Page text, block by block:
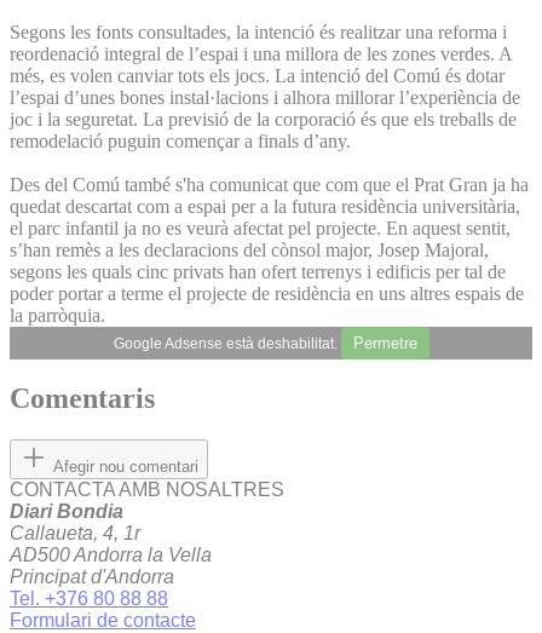
Segons les fonts consultades, la intenció és realitzar una reforma i
reordenació integral de l’espai i una millora de les zones verdes. A
més, es volen canviar tots els jocs. La intenció del Comú és dotar
l’espai d’unes bones instal·lacions i alhora millorar l’experiència de
joc i la seguretat. La previsió de la corporació és que els treballs de
remodelació puguin començar a finals d’any.
Des del Comú també s'ha comunicat que com que el Prat Gran ja ha
quedat descartat com a espai per a la futura residència universitària,
el parc infantil ja no es veurà afectat pel projecte. En aquest sentit,
s’han remès a les declaracions del cònsol major, Josep Majoral,
segons les quals cinc privats han ofert terrenys i edificis per tal de
poder portar a terme el projecte de residència en uns altres espais de
la parròquia.
Google Adsense està deshabilitat. Permetre
Comentaris
Afegir nou comentari
CONTACTA AMB NOSALTRES
Diari Bondia
Callaueta, 4, 1r
AD500 Andorra la Vella
Principat d'Andorra
Tel. +376 80 88 88
Formulari de contacte